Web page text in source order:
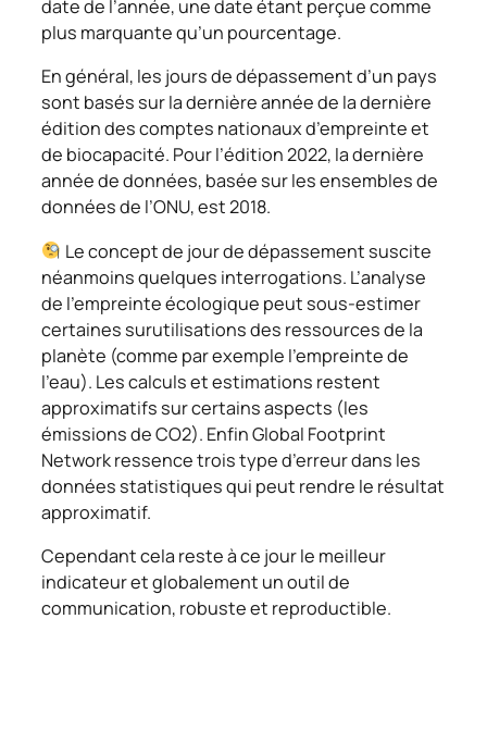
date de l’année, une date étant perçue comme
plus marquante qu’un pourcentage.
En général, les jours de dépassement d’un pays
sont basés sur la dernière année de la dernière
édition des comptes nationaux d’empreinte et
de biocapacité. Pour l’édition 2022, la dernière
année de données, basée sur les ensembles de
données de l’ONU, est 2018.
Le concept de jour de dépassement suscite
néanmoins quelques interrogations. L’analyse
de l’empreinte écologique peut sous-estimer
certaines surutilisations des ressources de la
planète (comme par exemple l’empreinte de
l’eau). Les calculs et estimations restent
approximatifs sur certains aspects (les
émissions de CO2). Enfin Global Footprint
Network ressence trois type d’erreur dans les
données statistiques qui peut rendre le résultat
approximatif.
Cependant cela reste à ce jour le meilleur
indicateur et globalement un outil de
communication, robuste et reproductible.